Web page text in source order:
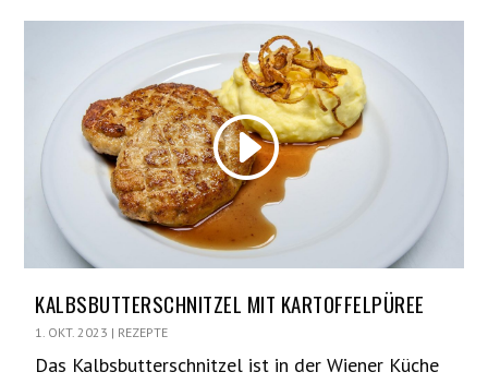
KALBSBUTTERSCHNITZEL MIT KARTOFFELPÜREE
1. OKT. 2023 | REZEPTE
Das Kalbsbutterschnitzel ist in der Wiener Küche